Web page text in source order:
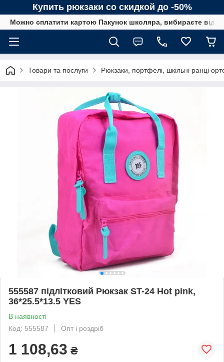
Купить рюкзаки со скидкой до -50%
Можно сплатити картою Пакунок школяра, вибираєте від
Товари та послуги Рюкзаки, портфелі, шкільні ранці
555587 підлітковий Рюкзак ST-24 Hot pink,
36*25.5*13.5 YES
В наявності
Код: 555587
Опт і роздріб
1 108,63 ₴